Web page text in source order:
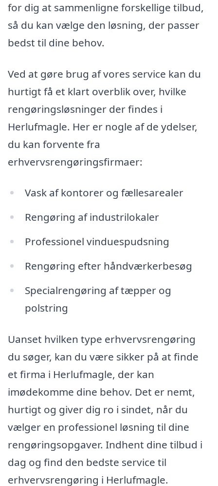
for dig at sammenligne forskellige tilbud,
så du kan vælge den løsning, der passer
bedst til dine behov.
Ved at gøre brug af vores service kan du
hurtigt få et klart overblik over, hvilke
rengøringsløsninger der findes i
Herlufmagle. Her er nogle af de ydelser,
du kan forvente fra
erhvervsrengøringsfirmaer:
Vask af kontorer og fællesarealer
Rengøring af industrilokaler
Professionel vinduespudsning
Rengøring efter håndværkerbesøg
Specialrengøring af tæpper og
polstring
Uanset hvilken type erhvervsrengøring
du søger, kan du være sikker på at finde
et firma i Herlufmagle, der kan
imødekomme dine behov. Det er nemt,
hurtigt og giver dig ro i sindet, når du
vælger en professionel løsning til dine
rengøringsopgaver. Indhent dine tilbud i
dag og find den bedste service til
erhvervsrengøring i Herlufmagle.